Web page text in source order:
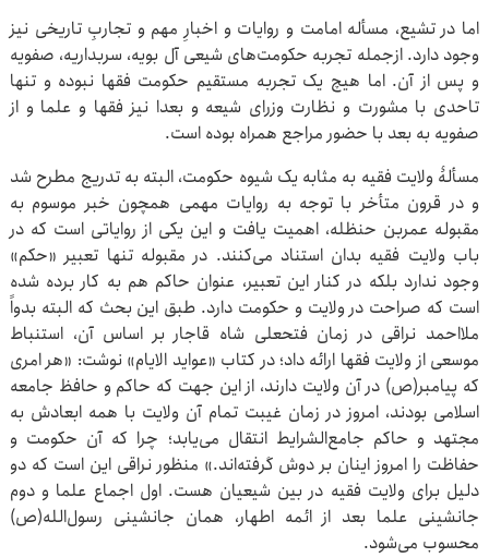
اما در تشیع، مسأله امامت و روایات و اخبارِ مهم و تجاربِ تاریخی نیز
وجود دارد. ازجمله تجربه حکومت‌های شیعی آل بویه، سربداریه، صفویه
و پس از آن. اما هیچ‌ یک تجربه مستقیم حکومت فقها نبوده و تنها
تاحدی با مشورت و نظارت وزرای شیعه و بعدا نیز فقها و علما و از
صفویه به بعد با حضور مراجع همراه بوده است.
مسألۀ ولایت فقیه به مثابه یک شیوه حکومت، البته به تدریج مطرح شد
و در قرون متأخر با توجه به روایات مهمی همچون خبر موسوم به
مقبوله عمربن حنظله، اهمیت یافت و این یکی از روایاتی است که در
باب ولایت فقیه بدان استناد می‌کنند. در مقبوله تنها تعبیر «حکم»
وجود ندارد بلکه در کنار این تعبیر، عنوان حاکم هم به کار برده شده
است که صراحت در ولایت و حکومت دارد. طبق این بحث که البته بدواً
ملااحمد نراقی در زمان فتحعلی شاه قاجار بر اساس آن، استنباط
موسعی از ولایت فقها ارائه داد؛ در کتاب «عواید الایام» نوشت: «هر امری
که پیامبر(ص) در آن ولایت دارند، از این جهت که حاکم و حافظ جامعه
اسلامی بودند، امروز در زمان غیبت تمام آن ولایت با همه ابعادش به
مجتهد و حاکم جامع‌الشرایط انتقال می‌یابد؛ چرا که آن حکومت و
حفاظت را امروز اینان بر دوش گرفته‌اند.» منظور نراقی این است که دو
دلیل برای ولایت فقیه در بین شیعیان هست. اول اجماع علما و دوم
جانشینی علما بعد از ائمه اطهار، همان جانشینی رسول‌الله‌(ص)
محسوب می‌شود.